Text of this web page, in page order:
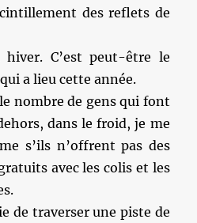
des reflets de
C’est peut-être le
a lieu cette année.
nombre de gens qui font
dans le froid, je me
s’ils n’offrent pas des
avec les colis et les
de traverser une piste de